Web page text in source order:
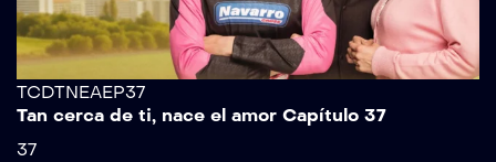
TCDTNEAEP37
Tan cerca de ti, nace el amor Capítulo 37
37